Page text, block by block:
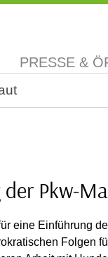
PRESSE &
Pkw-
eine Einführung
Folgen